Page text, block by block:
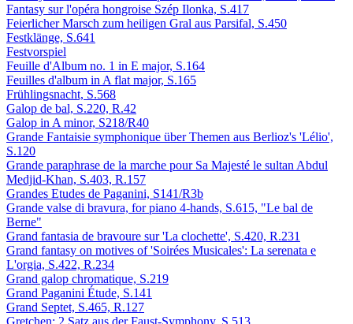
Fantasy sur l'opéra hongroise Szép Ilonka, S.417
Feierlicher Marsch zum heiligen Gral aus Parsifal, S.450
Festklänge, S.641
Festvorspiel
Feuille d'Album no. 1 in E major, S.164
Feuilles d'album in A flat major, S.165
Frühlingsnacht, S.568
Galop de bal, S.220, R.42
Galop in A minor, S218/R40
Grande Fantaisie symphonique über Themen aus Berlioz's 'Lélio',
S.120
Grande paraphrase de la marche pour Sa Majesté le sultan Abdul
Medjid-Khan, S.403, R.157
Grandes Etudes de Paganini, S141/R3b
Grande valse di bravura, for piano 4-hands, S.615, "Le bal de
Berne"
Grand fantasia de bravoure sur 'La clochette', S.420, R.231
Grand fantasy on motives of 'Soirées Musicales': La serenata e
L'orgia, S.422, R.234
Grand galop chromatique, S.219
Grand Paganini Étude, S.141
Grand Septet, S.465, R.127
Gretchen: 2.Satz aus der Faust-Symphony, S.513